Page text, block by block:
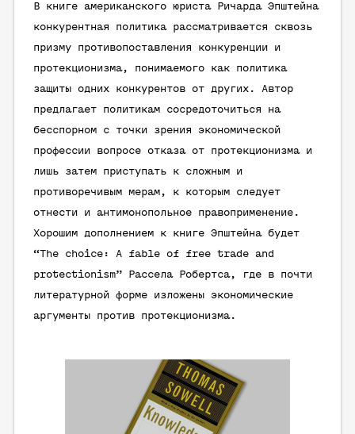
В книге американского юриста Ричарда Эпштейна
конкурентная политика рассматривается сквозь
призму противопоставления конкуренции и
протекционизма, понимаемого как политика
защиты одних конкурентов от других. Автор
предлагает политикам сосредоточиться на
бесспорном с точки зрения экономической
профессии вопросе отказа от протекционизма и
лишь затем приступать к сложным и
противоречивым мерам, к которым следует
отнести и антимонопольное правоприменение.
Хорошим дополнением к книге Эпштейна будет
“The choice: A fable of free trade and
protectionism” Рассела Робертса, где в почти
литературной форме изложены экономические
аргументы против протекционизма.